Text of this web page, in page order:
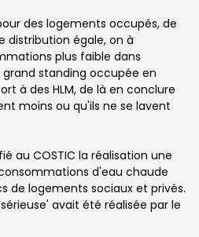
des logements occupés, de
distribution égale, on à
plus faible dans
standing occupée en
à des HLM, de là en conclure
moins ou qu'ils ne se lavent
au COSTIC la réalisation une
d'eau chaude
de logements sociaux et privés.
avait été réalisée par le